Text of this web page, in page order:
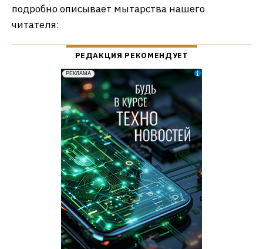
подробно описывает мытарства нашего
читателя: